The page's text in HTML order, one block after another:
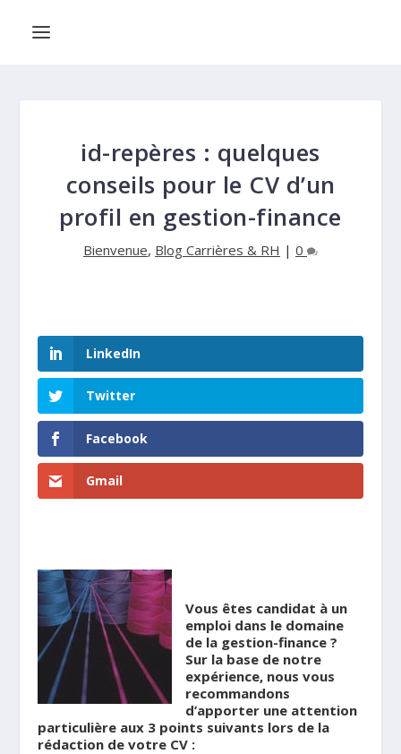
id-repères : quelques
conseils pour le CV d’un
profil en gestion-finance
Bienvenue, Blog Carrières & RH | 0
LinkedIn
Twitter
Facebook
Gmail
Vous êtes candidat à un
emploi dans le domaine
de la gestion-finance ?
Sur la base de notre
expérience, nous vous
recommandons
d’apporter une attention
particulière aux 3 points suivants lors de la
rédaction de votre CV :